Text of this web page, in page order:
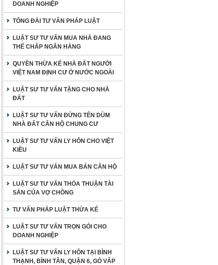
DOANH NGHIỆP
TỔNG ĐÀI TƯ VẤN PHÁP LUẬT
LUẬT SƯ TƯ VẤN MUA NHÀ ĐANG
THẾ CHẤP NGÂN HÀNG
QUYỀN THỪA KẾ NHÀ ĐẤT NGƯỜI
VIỆT NAM ĐỊNH CƯ Ở NƯỚC NGOÀI
LUẬT SƯ TƯ VẤN TẶNG CHO NHÀ
ĐẤT
LUẬT SƯ TƯ VẤN ĐỨNG TÊN DÙM
NHÀ ĐẤT CĂN HỘ CHUNG CƯ
LUẬT SƯ TƯ VẤN LY HÔN CHO VIỆT
KIỀU
LUẬT SƯ TƯ VẤN MUA BÁN CĂN HỘ
LUẬT SƯ TƯ VẤN THỎA THUẬN TÀI
SẢN CỦA VỢ CHỒNG
TƯ VẤN PHÁP LUẬT THỪA KẾ
LUẬT SƯ TƯ VẤN TRỌN GÓI CHO
DOANH NGHIỆP
LUẬT SƯ TƯ VẤN LY HÔN TẠI BÌNH
THẠNH, BÌNH TÂN, QUẬN 6, GÒ VẤP